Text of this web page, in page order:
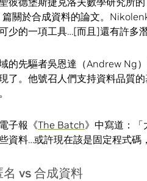
關於合成資料的論文。
少的一項工具…[而且]還有許多
的先驅者吳恩達（Andrew Ng
了。他號召人們支持資料品質
子報《The Batch》中寫道：「
資料…或許現在該是固定程式碼
vs 合成資料